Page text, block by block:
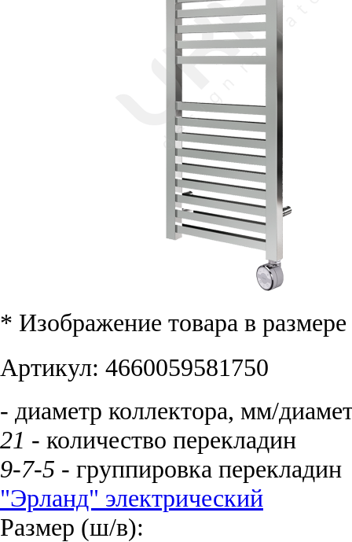
* Изображение товара в размере
Артикул: 4660059581750
- диаметр коллектора, мм/
21 - количество перекладин
9-7-5 - группировка перекладин
"Эрланд" электрический
Размер (ш/в):